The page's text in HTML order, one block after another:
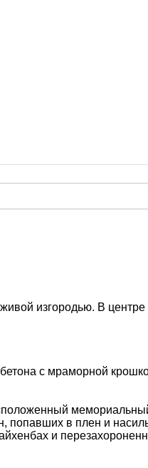
изгородью. В центре
с мраморной
попавших в плен и
и